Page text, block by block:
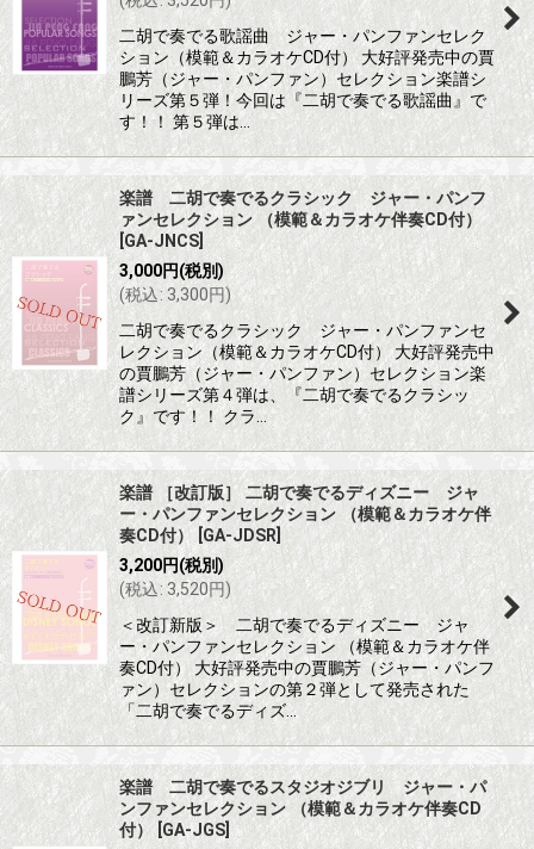
二胡で奏でる歌謡曲 ジャー・パンファンセレク
ション（模範＆カラオケCD付） 大好評発売中の賈
鵬芳（ジャー・パンファン）セレクション楽譜シ
リーズ第５弾！今回は『二胡で奏でる歌謡曲』で
す！！ 第５弾は…
楽譜 二胡で奏でるクラシック ジャー・パンフ
ァンセレクション （模範＆カラオケ伴奏CD付）
[ GA-JNCS
3,000円(税別)
(税込: 3,300円)
二胡で奏でるクラシック ジャー・パンファンセ
レクション（模範＆カラオケCD付） 大好評発売中
の賈鵬芳（ジャー・パンファン）セレクション楽
譜シリーズ第４弾は、『二胡で奏でるクラシッ
ク』です！！ クラ…
楽譜 ［改訂版］ 二胡で奏でるディズニー ジャ
ー・パンファンセレクション （模範＆カラオケ伴
奏CD付）
GA-JDSR
3,200円(税別)
(税込: 3,520円)
＜改訂新版＞ 二胡で奏でるディズニー ジャ
ー・パンファンセレクション （模範＆カラオケ伴
奏CD付） 大好評発売中の賈鵬芳（ジャー・パンフ
ァン）セレクションの第２弾として発売された
「二胡で奏でるディズ…
楽譜 二胡で奏でるスタジオジブリ ジャー・パ
ンファンセレクション （模範＆カラオケ伴奏CD
付） [ GA-JGS]